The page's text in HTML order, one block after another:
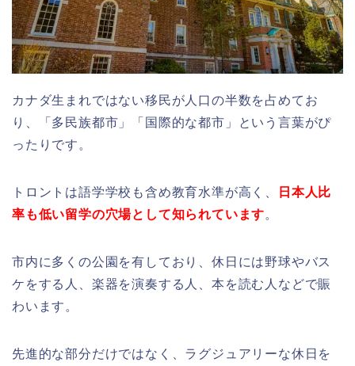
カナダ生まれではない移民が人口の半数を占めてお
り、「多民族都市」「国際的な都市」という言葉がぴ
ったりです。
トロントは語学学校も含め教育水準が高く、
日本人比
率も低い留学の穴場として知られています。
市内に多くの公園を有しており、休日には野球やバス
ケをする人、楽器を演奏する人、本を読む人などで賑
わいます。
先進的な部分だけではなく、ラグジュアリーな休日を